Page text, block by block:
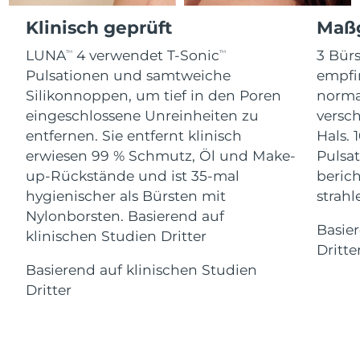
Klinisch geprüft
LUNATM 4 verwendet T-SonicTM
Pulsationen und samtweiche
Silikonnoppen, um tief in den Poren
eingeschlossene Unreinheiten zu
entfernen. Sie entfernt klinisch
erwiesen 99 % Schmutz, Öl und Make-
up-Rückstände und ist 35-mal
hygienischer als Bürsten mit
Nylonborsten. Basierend auf
klinischen Studien Dritter
Basierend auf klinischen Studien
Dritter
3
Hals.
For healthy hair
Kosmetik
Kaufe alles
FOREO APP
ÜBER
Gibraltar
13/08/2026
Griechenland
Erwartete Lieferung
09/08/2026
Sonderverwaltungsregion
Hongkong
Erwartete Lieferung
10/08/2026
Ungarn
Erwartete Lieferung
09/08/2026
Island
10/08/2026
Indonesien
Erwartete Lieferung